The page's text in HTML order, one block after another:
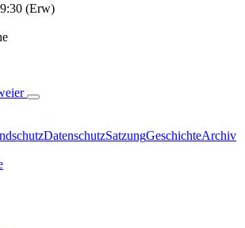
(Erw)
DatenschutzSatzungGeschichteArchiv